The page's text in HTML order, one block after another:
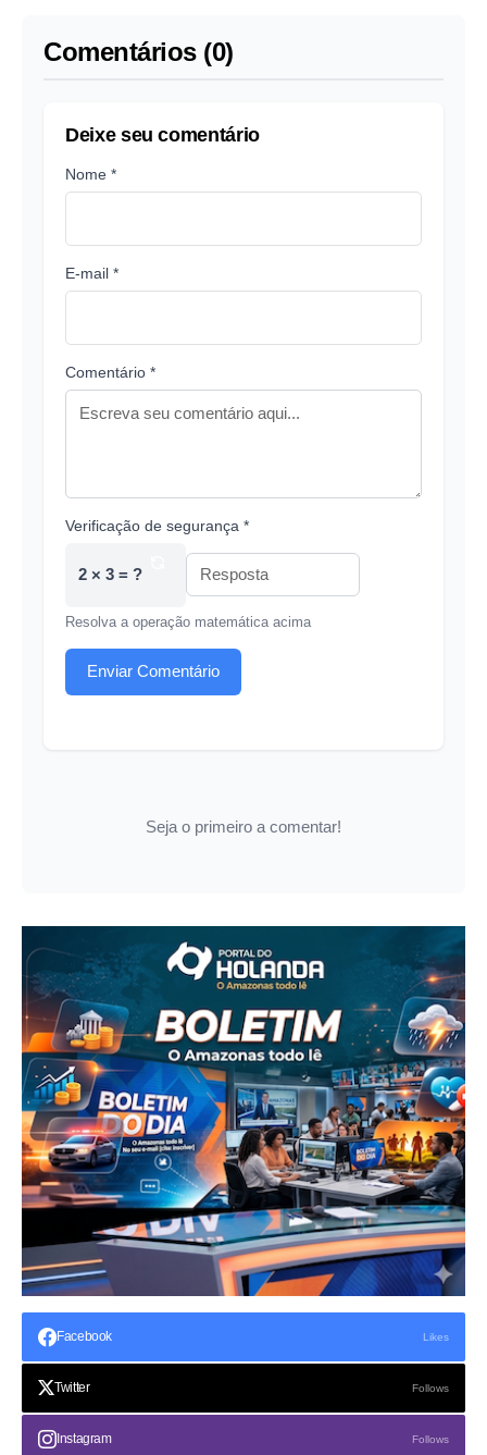
Comentários (0)
Deixe seu comentário
Nome *
E-mail *
Comentário *
Verificação de segurança *
2 × 3 = ?
Resolva a operação matemática acima
Enviar Comentário
Seja o primeiro a comentar!
Facebook Likes
Twitter Follows
Instagram Follows